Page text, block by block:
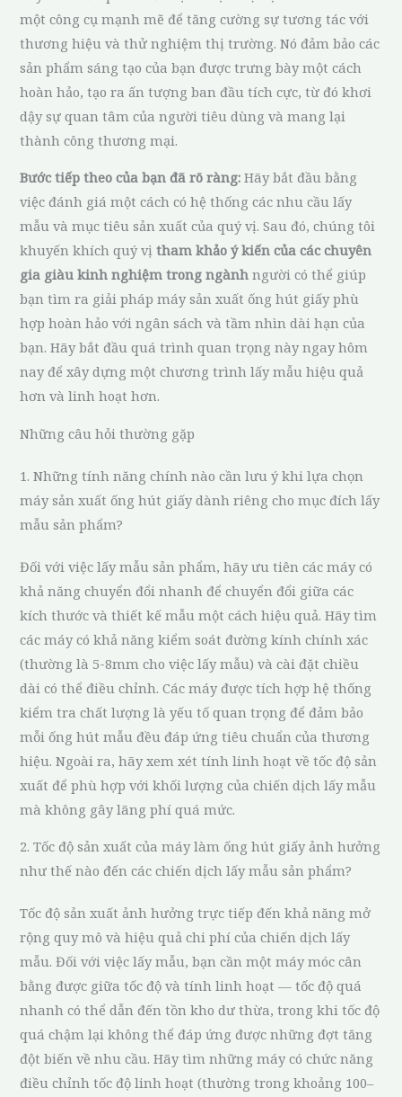
một công cụ mạnh mẽ để tăng cường sự tương tác với
thương hiệu và thử nghiệm thị trường. Nó đảm bảo các
sản phẩm sáng tạo của bạn được trưng bày một cách
hoàn hảo, tạo ra ấn tượng ban đầu tích cực, từ đó khơi
dậy sự quan tâm của người tiêu dùng và mang lại
thành công thương mại.
Bước tiếp theo của bạn đã rõ ràng: Hãy bắt đầu bằng
việc đánh giá một cách có hệ thống các nhu cầu lấy
mẫu và mục tiêu sản xuất của quý vị. Sau đó, chúng tôi
khuyến khích quý vịtham khảo ý kiến của các chuyên
gia giàu kinh nghiệm trong ngành người có thể giúp
bạn tìm ra giải pháp máy sản xuất ống hút giấy phù
hợp hoàn hảo với ngân sách và tầm nhìn dài hạn của
bạn. Hãy bắt đầu quá trình quan trọng này ngay hôm
nay để xây dựng một chương trình lấy mẫu hiệu quả
hơn và linh hoạt hơn.
Những câu hỏi thường gặp
1. Những tính năng chính nào cần lưu ý khi lựa chọn
máy sản xuất ống hút giấy dành riêng cho mục đích lấy
mẫu sản phẩm?
Đối với việc lấy mẫu sản phẩm, hãy ưu tiên các máy có
khả năng chuyển đổi nhanh để chuyển đổi giữa các
kích thước và thiết kế mẫu một cách hiệu quả. Hãy tìm
các máy có khả năng kiểm soát đường kính chính xác
(thường là 5-8mm cho việc lấy mẫu) và cài đặt chiều
dài có thể điều chỉnh. Các máy được tích hợp hệ thống
kiểm tra chất lượng là yếu tố quan trọng để đảm bảo
mỗi ống hút mẫu đều đáp ứng tiêu chuẩn của thương
hiệu. Ngoài ra, hãy xem xét tính linh hoạt về tốc độ sản
xuất để phù hợp với khối lượng của chiến dịch lấy mẫu
mà không gây lãng phí quá mức.
2. Tốc độ sản xuất của máy làm ống hút giấy ảnh hưởng
như thế nào đến các chiến dịch lấy mẫu sản phẩm?
Tốc độ sản xuất ảnh hưởng trực tiếp đến khả năng mở
rộng quy mô và hiệu quả chi phí của chiến dịch lấy
mẫu. Đối với việc lấy mẫu, bạn cần một máy móc cân
bằng được giữa tốc độ và tính linh hoạt — tốc độ quá
nhanh có thể dẫn đến tồn kho dư thừa, trong khi tốc độ
quá chậm lại không thể đáp ứng được những đợt tăng
đột biến về nhu cầu. Hãy tìm những máy có chức năng
điều chỉnh tốc độ linh hoạt (thường trong khoảng 100–